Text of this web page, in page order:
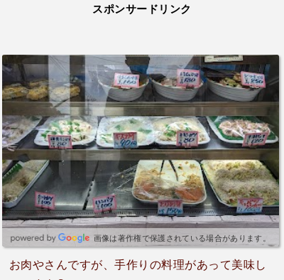
スポンサードリンク
画像は著作権で保護されている場合があります。
お肉やさんですが、手作りの料理があって美味し